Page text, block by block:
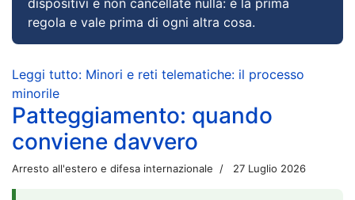
regola e vale prima di ogni altra cosa.
Leggi tutto: Minori e reti telematiche: il processo
minorile
Patteggiamento: quando
conviene davvero
Arresto all'estero e difesa internazionale 27 Luglio 2026